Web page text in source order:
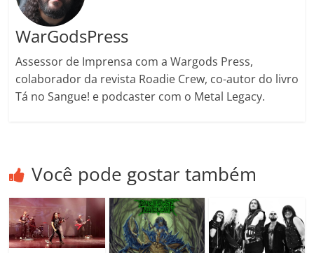
WarGodsPress
Assessor de Imprensa com a Wargods Press,
colaborador da revista Roadie Crew, co-autor do livro
Tá no Sangue! e podcaster com o Metal Legacy.
Você pode gostar também